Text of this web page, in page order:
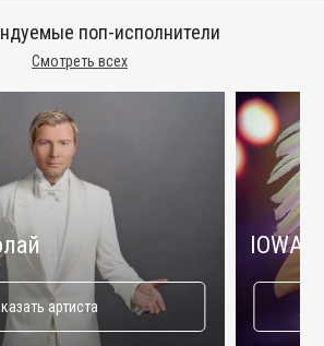
Смотреть всех
поп-исполнители
артиста
IOWA